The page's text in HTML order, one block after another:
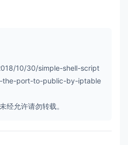
10/30/simple-shell-script
the-port-to-public-by-iptable
经允许请勿转载。